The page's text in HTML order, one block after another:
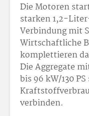
Die Motoren
starken 1,2-
Verbindung mit
Wirtschaftliche
komplettieren
Die Aggregate
bis 96 kW/130
verbinden.